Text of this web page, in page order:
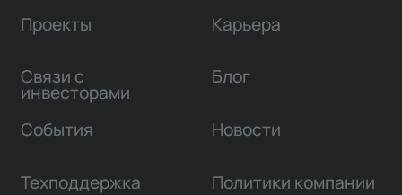
Проекты
Связи с
инвесторами
Карьера
Блог
События Новости
Техподдержка Политики компании